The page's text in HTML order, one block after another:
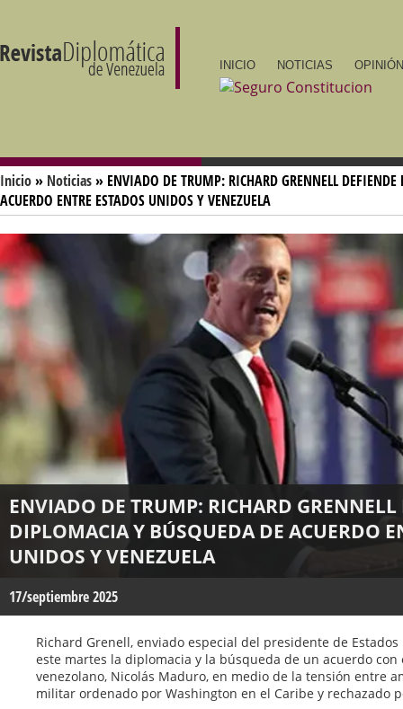
INICIO NOTICIAS
Inicio» Noticias» ENVIADO DE TRUMP: RICHARD GRENNELL
ACUERDO ENTRE ESTADOS UNIDOS Y VENEZUELA
ENVIADO DE TRUMP: RICHARD
DIPLOMACIA Y BÚSQUEDA DE ACUERDO
UNIDOS Y VENEZUELA
17/septiembre 2025
Richard Grenell, enviado especial del presidente de
este martes la diplomacia y la búsqueda de un acuerdo
venezolano, Nicolás Maduro, en medio de la tensión entre
militar ordenado por Washington en el Caribe y rechazado